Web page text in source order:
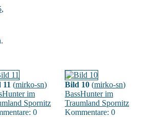
,
(mirko-sn)
im
Spornitz
0
Bild 10 (mirko-sn)
BassHunter im
Traumland Spornitz
Kommentare: 0